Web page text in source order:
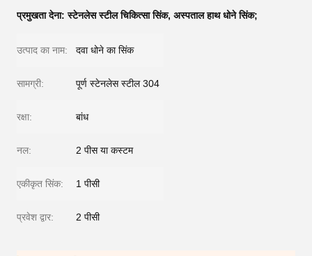
प्रमुखता देना:स्टेनलेस स्टील चिकित्सा सिंक, अस्पताल हाथ धोने सिंक;
उत्पाद का नाम: दवा धोने का सिंक
सामग्री: पूर्ण स्टेनलेस स्टील 304
रक्षा: बांध
नल: 2 पीस या कस्टम
एकीकृत सिंक: 1 पीसी
प्रवेश द्वार: 2 पीसी